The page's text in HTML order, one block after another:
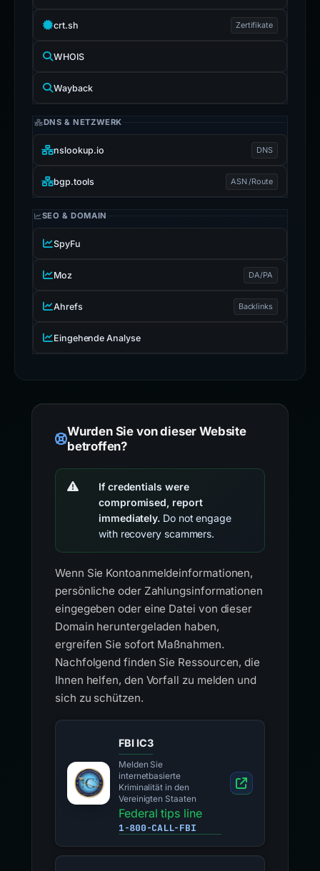
crt.sh Zertifikate
WHOIS
Wayback
DNS & NETZWERK
nslookup.io DNS
bgp.tools ASN /Route
SEO & DOMAIN
SpyFu
Moz DA/PA
Ahrefs Backlinks
Eingehende Analyse
Wurden Sie von dieser Website
betroffen?
If credentials were
compromised, report
immediately. Do not engage
with recovery scammers.
Wenn Sie Kontoanmeldeinformationen,
persönliche oder Zahlungsinformationen
eingegeben oder eine Datei von dieser
Domain heruntergeladen haben,
ergreifen Sie sofort Maßnahmen.
Nachfolgend finden Sie Ressourcen, die
Ihnen helfen, den Vorfall zu melden und
sich zu schützen.
FBI IC3
Melden Sie
internetbasierte
Kriminalität in den
Vereinigten Staaten
Federal tips line
1-800-CALL-FBI